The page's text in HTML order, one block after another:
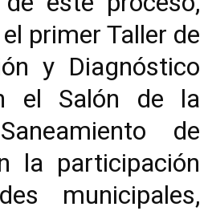
primer Taller de
y Diagnóstico
el Salón de la
de
la participación
municipales,